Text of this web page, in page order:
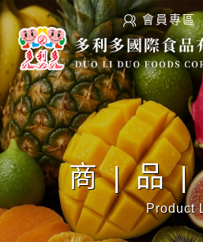
會員專區
商|品
Product